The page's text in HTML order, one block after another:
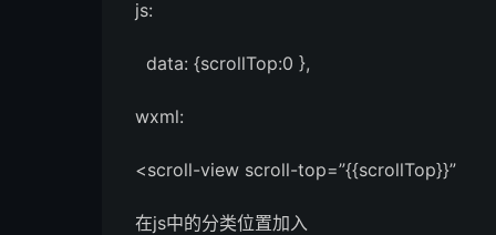
js:
data: {scrollTop:0 },
wxml:
<scroll-view scroll-top=”{{scrollTop}}”
在js中的分类位置加入